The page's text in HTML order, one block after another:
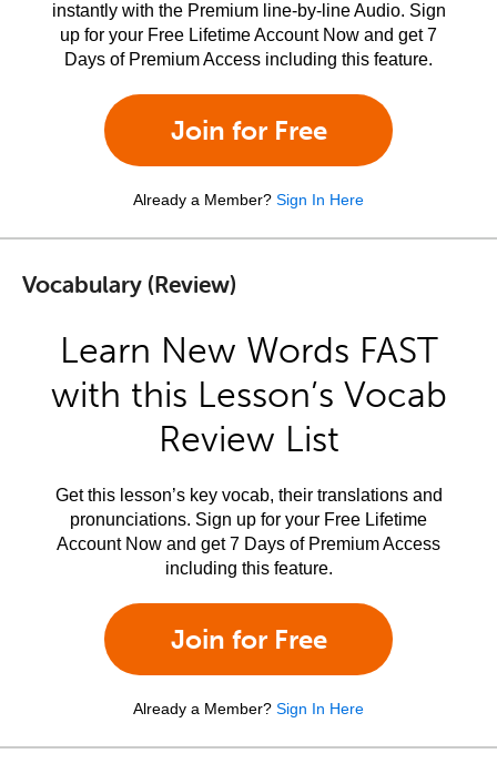
instantly with the Premium line-by-line Audio. Sign
up for your Free Lifetime Account Now and get 7
Days of Premium Access including this feature.
Join for Free
Already a Member? Sign In Here
Vocabulary (Review)
Learn New Words FAST
with this Lesson’s Vocab
Review List
Get this lesson’s key vocab, their translations and
pronunciations. Sign up for your Free Lifetime
Account Now and get 7 Days of Premium Access
including this feature.
Join for Free
Already a Member? Sign In Here